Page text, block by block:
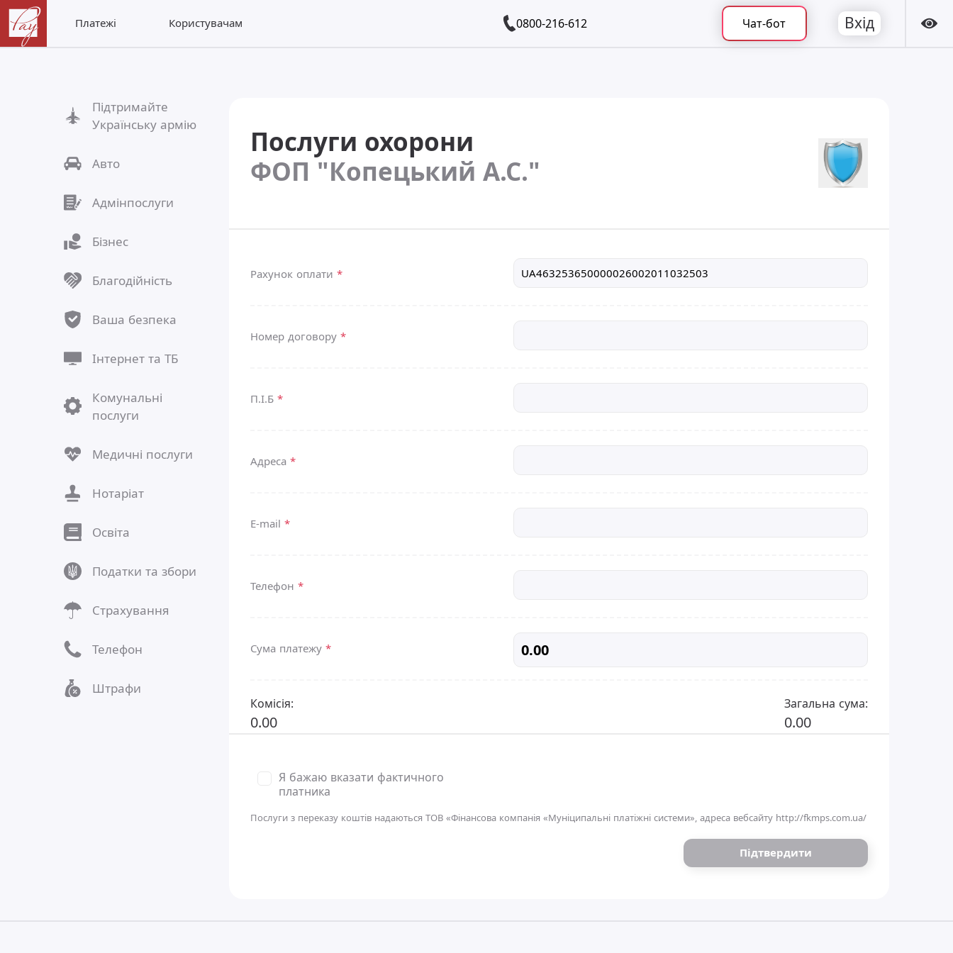
Платежі Користувачам 0800-216-612 Чат-бот Вхід
Підтримайте
Українську армію
Авто
Адмінпослуги
Бізнес
Благодійність
Ваша безпека
Інтернет та ТБ
Комунальні
послуги
Медичні послуги
Нотаріат
Освіта
Податки та збори
Страхування
Телефон
Штрафи
Послуги охорони
ФОП "Копецький А.С."
Рахунок оплати *
Номер договору *
П.І.Б *
Адреса *
E-mail *
Телефон *
Сума платежу *
Комісія:
0.00
Загальна сума:
0.00
Я бажаю вказати фактичного
платника
Послуги з переказу коштів надаються ТОВ «Фінансова компанія «Муніципальні платіжні системи», адреса вебсайту http://fkmps.com.ua/
Підтвердити